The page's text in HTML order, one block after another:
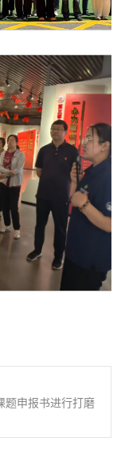
题申报书进行打磨